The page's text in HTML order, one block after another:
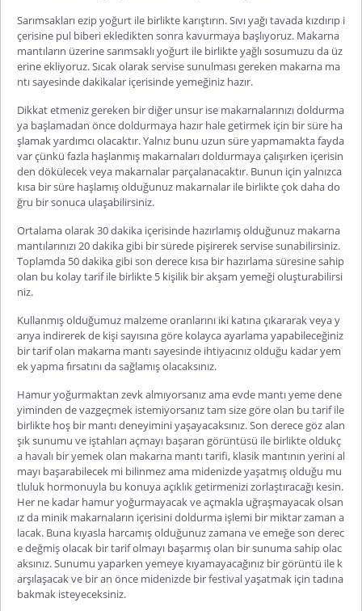
Sarımsakları ezip yoğurt ile birlikte karıştırın. Sıvı yağı tavada kızdırıp i
çerisine pul biberi ekledikten sonra kavurmaya başlıyoruz. Makarna
mantıların üzerine sarımsaklı yoğurt ile birlikte yağlı sosumuzu da üz
erine ekliyoruz. Sıcak olarak servise sunulması gereken makarna ma
ntı sayesinde dakikalar içerisinde yemeğiniz hazır.
Dikkat etmeniz gereken bir diğer unsur ise makarnalarınızı doldurma
ya başlamadan önce doldurmaya hazır hale getirmek için bir süre ha
şlamak yardımcı olacaktır. Yalnız bunu uzun süre yapmamakta fayda
var çünkü fazla haşlanmış makarnaları doldurmaya çalışırken içerisin
den dökülecek veya makarnalar parçalanacaktır. Bunun için yalnızca
kısa bir süre haşlamış olduğunuz makarnalar ile birlikte çok daha do
ğru bir sonuca ulaşabilirsiniz.
Ortalama olarak 30 dakika içerisinde hazırlamış olduğunuz makarna
mantılarınızı 20 dakika gibi bir sürede pişirerek servise sunabilirsiniz.
Toplamda 50 dakika gibi son derece kısa bir hazırlama süresine sahip
olan bu kolay tarif ile birlikte 5 kişilik bir akşam yemeği oluşturabilirsi
niz.
Kullanmış olduğumuz malzeme oranlarını iki katına çıkararak veya y
arıya indirerek de kişi sayısına göre kolayca ayarlama yapabileceğiniz
bir tarif olan makarna mantı sayesinde ihtiyacınız olduğu kadar yem
ek yapma fırsatını da sağlamış olacaksınız.
Hamur yoğurmaktan zevk almıyorsanız ama evde mantı yeme dene
yiminden de vazgeçmek istemiyorsanız tam size göre olan bu tarif ile
birlikte hoş bir mantı deneyimini yaşayacaksınız. Son derece göz alan
şık sunumu ve iştahları açmayı başaran görüntüsü ile birlikte oldukç
a havalı bir yemek olan makarna mantı tarifi, klasik mantının yerini al
mayı başarabilecek mi bilinmez ama midenizde yaşatmış olduğu mu
tluluk hormonuyla bu konuya açıklık getirmenizi zorlaştıracağı kesin.
Her ne kadar hamur yoğurmayacak ve açmakla uğraşmayacak olsan
ız da minik makarnaların içerisini doldurma işlemi bir miktar zaman a
lacak. Buna kıyasla harcamış olduğunuz zamana ve emeğe son derec
e değmiş olacak bir tarif olmayı başarmış olan bir sunuma sahip olac
aksınız. Sunumu yaparken yemeye kıyamayacağınız bir görüntü ile k
arşılaşacak ve bir an önce midenizde bir festival yaşatmak için tadına
bakmak isteyeceksiniz.